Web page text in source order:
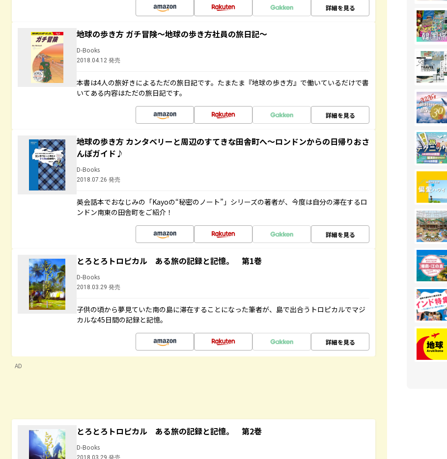
詳細を見る
地球の歩き方 ガチ冒険～地球の歩き方社員の旅日記～
D-Books
2018.04.12 発売
本書は4人の旅好きによるただの旅日記です。たまたま『地球の歩き方』で働いているだけで書
いてある内容はただの旅日記です。
詳細を見る
地球の歩き方 カンタベリーと周辺のすてきな田舎町へ～ロンドンからの日帰りおさ
んぽガイド♪
D-Books
2018.07.26 発売
英会話本でおなじみの「Kayoの“秘密のノート”」シリーズの著者が、今度は自分の滞在するロ
ンドン南東の田舎町をご紹介！
詳細を見る
とろとろトロピカル ある旅の記録と記憶。 第1巻
D-Books
2018.03.29 発売
子供の頃から夢見ていた南の島に滞在することになった筆者が、島で出合うトロピカルでマジ
カルな45日間の記録と記憶。
詳細を見る
AD
とろとろトロピカル ある旅の記録と記憶。 第2巻
D-Books
2018.03.29 発売